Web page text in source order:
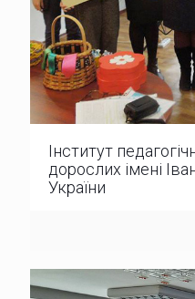
Інститут
дорослих імені
України